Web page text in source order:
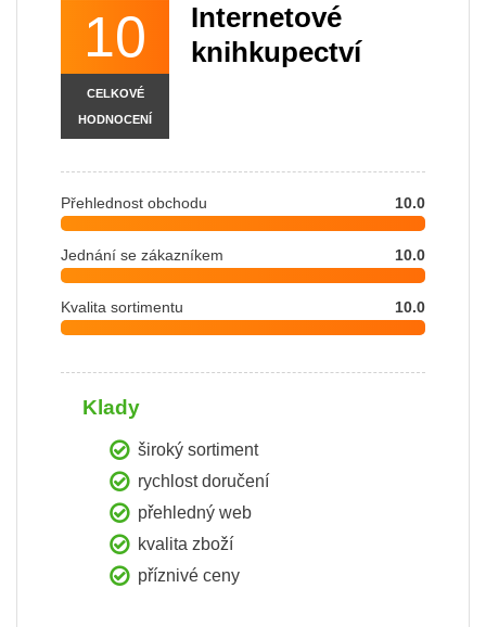
10
CELKOVÉ
HODNOCENÍ
Internetové
knihkupectví
Přehlednost obchodu 10.0
Jednání se zákazníkem 10.0
Kvalita sortimentu 10.0
Klady
široký sortiment
rychlost doručení
přehledný web
kvalita zboží
příznivé ceny